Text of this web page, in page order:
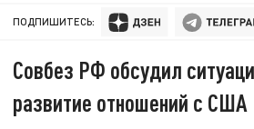
ПОДПИШИТЕСЬ:
Совбез РФ обсудил
развитие отношений с США